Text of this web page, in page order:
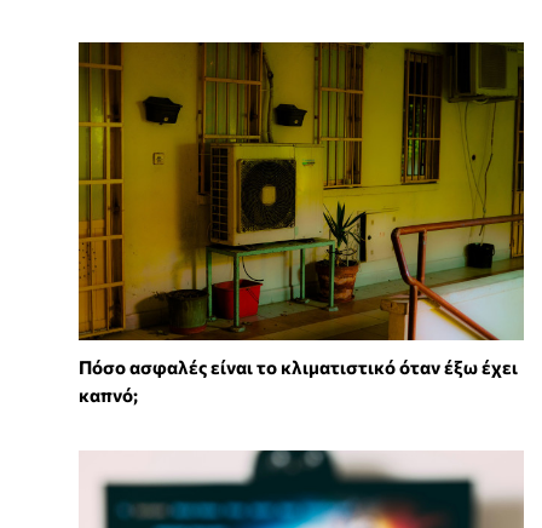
Πόσο ασφαλές είναι το κλιματιστικό όταν έξω έχει
καπνό;